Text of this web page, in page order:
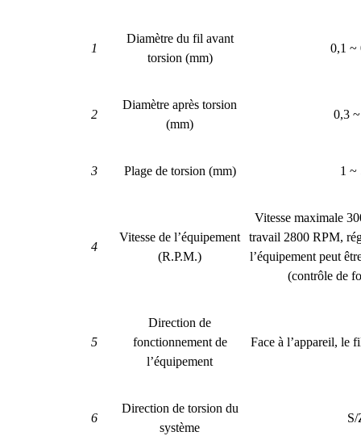
1
Diamètre du fil avant
torsion (mm)
0,1 ~
2
Diamètre après torsion
(mm)
0,3
3 Plage de torsion (mm) 1 ~
4
Vitesse de l’équipement
(R.P.M.)
Vitesse maximale
travail 2800 RPM,
l’équipement peut
(contrôle de
5
Direction de
fonctionnement de
l’équipement
Face à l’appareil, le
6
Direction de torsion du
système
S/